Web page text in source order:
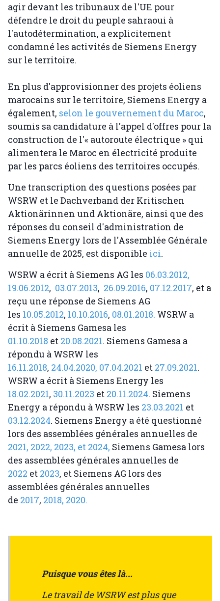
agir devant les tribunaux de l'UE pour
défendre le droit du peuple sahraoui à
l'autodétermination, a explicitement
condamné les activités de Siemens Energy
sur le territoire.
En plus d'approvisionner des projets éoliens
marocains sur le territoire, Siemens Energy a
également, selon le gouvernement du Maroc,
soumis sa candidature à l'appel d'offres pour la
construction de l'« autoroute électrique » qui
alimentera le Maroc en électricité produite
par les parcs éoliens des territoires occupés.
Une transcription des questions posées par
WSRW et le Dachverband der Kritischen
Aktionärinnen und Aktionäre, ainsi que des
réponses du conseil d'administration de
Siemens Energy lors de l'Assemblée Générale
annuelle de 2025, est disponible ici.
WSRW a écrit à Siemens AG les 06.03.2012,
19.06.2012, 03.07.2013, 26.09.2016, 07.12.2017, et a
reçu une réponse de Siemens AG
les 10.05.2012, 10.10.2016, 08.01.2018. WSRW a
écrit à Siemens Gamesa les
01.10.2018 et 20.08.2021. Siemens Gamesa a
répondu à WSRW les
16.11.2018, 24.04.2020, 07.04.2021 et 27.09.2021.
WSRW a écrit à Siemens Energy les
18.02.2021, 30.11.2023 et 20.11.2024. Siemens
Energy a répondu à WSRW les 23.03.2021 et
03.12.2024. Siemens Energy a été questionné
lors des assemblées générales annuelles de
2021, 2022, 2023, et 2024, Siemens Gamesa lors
des assemblées générales annuelles de
2022 et 2023, et Siemens AG lors des
assemblées générales annuelles
de 2017, 2018, 2020.
Puisque vous êtes là...
Le travail de WSRW est plus que